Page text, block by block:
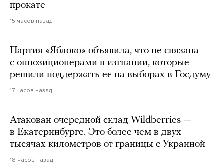
прокате
15 часов назад
Партия «Яблоко» объявила, что не связана
с оппозиционерами в изгнании, которые
решили поддержать ее на выборах в Госдуму
17 часов назад
Атакован очередной склад Wildberries —
в Екатеринбурге. Это более чем в двух
тысячах километров от границы с Украиной
18 часов назад